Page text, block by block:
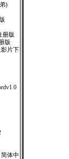
)
册版
版
影片下
简体中